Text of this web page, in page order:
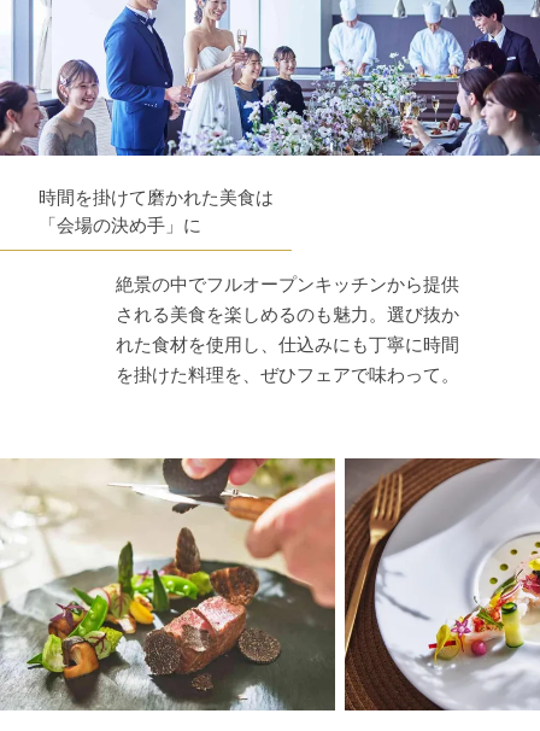
時間を掛けて磨かれた美食は
「会場の決め手」に
絶景の中でフルオープンキッチンから提供
される美食を楽しめるのも魅力。選び抜か
れた食材を使用し、仕込みにも丁寧に時間
を掛けた料理を、ぜひフェアで味わって。